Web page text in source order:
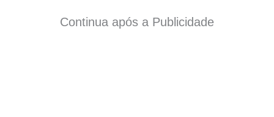
Continua após a Publicidade